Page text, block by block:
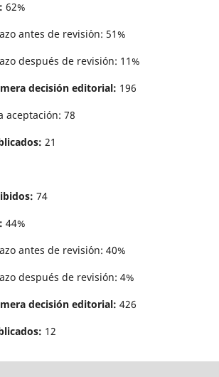
62%
antes de revisi´on: 51%
después de revisión: 11%
decisión editorial: 196
78
21
74
44%
antes de revisi´on: 40%
después de revisión: 4%
decisión editorial: 426
12